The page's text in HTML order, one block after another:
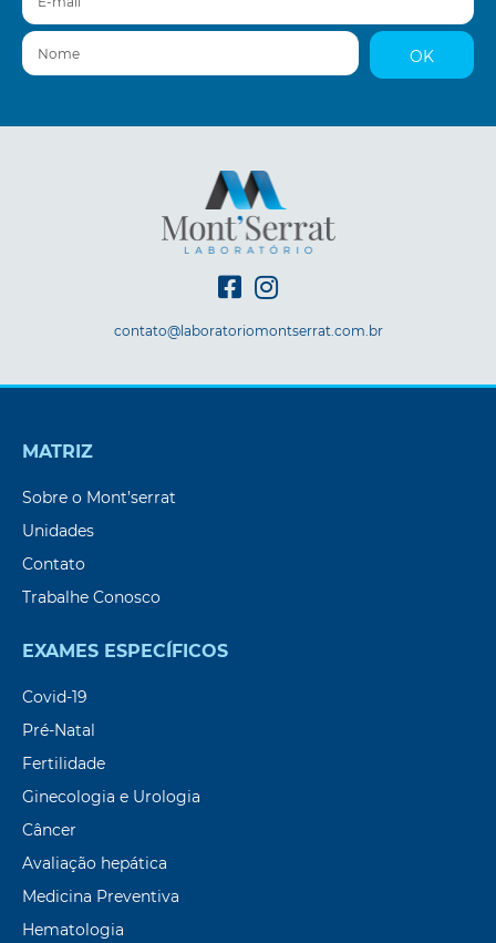
Nome
OK
contato@laboratoriomontserrat.com.br
MATRIZ
Sobre o Mont’serrat
Unidades
Contato
Trabalhe Conosco
EXAMES ESPECÍFICOS
Covid-19
Pré-Natal
Fertilidade
Ginecologia e Urologia
Câncer
Avaliação hepática
Medicina Preventiva
Hematologia